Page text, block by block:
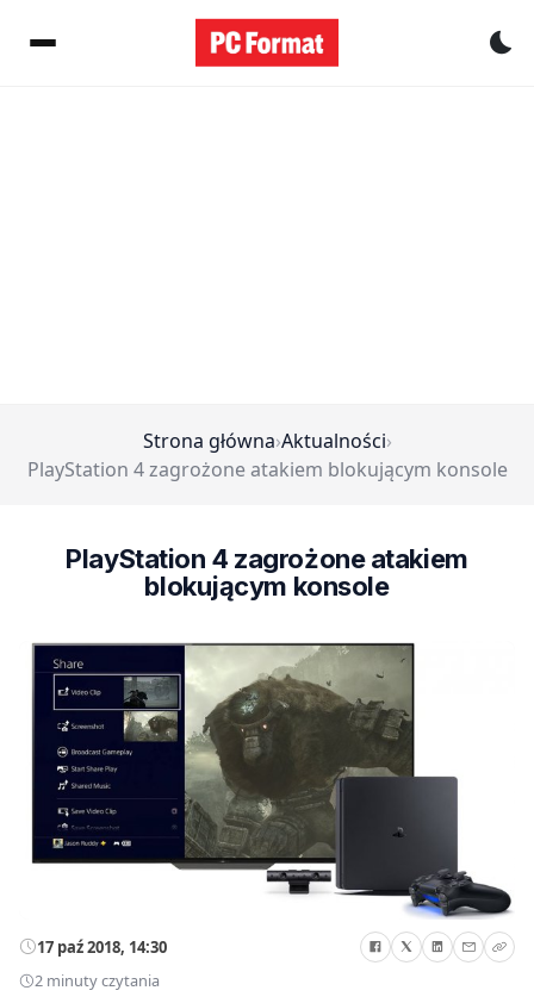
Strona główna›Aktualności›
PlayStation 4 zagrożone atakiem blokującym konsole
PlayStation 4 zagrożone atakiem
blokującym konsole
17 paź 2018, 14:30
2 minuty czytania